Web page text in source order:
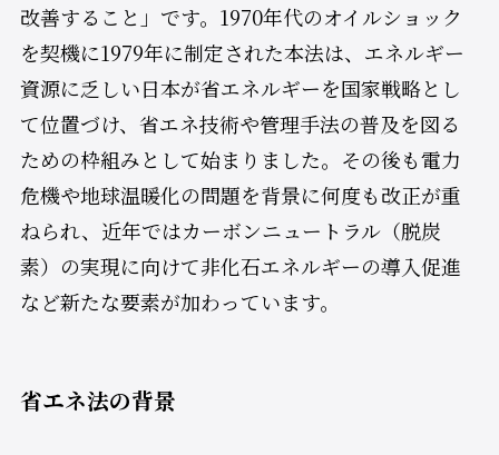
改善すること」です。1970年代のオイルショック
を契機に1979年に制定された本法は、エネルギー
資源に乏しい日本が省エネルギーを国家戦略とし
て位置づけ、省エネ技術や管理手法の普及を図る
ための枠組みとして始まりました。その後も電力
危機や地球温暖化の問題を背景に何度も改正が重
ねられ、近年ではカーボンニュートラル（脱炭
素）の実現に向けて非化石エネルギーの導入促進
など新たな要素が加わっています。
省エネ法の背景